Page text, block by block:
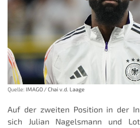
Quelle: IMAGO / Chai v.d. Laage
Auf der zweiten Position in der
sich Julian Nagelsmann und